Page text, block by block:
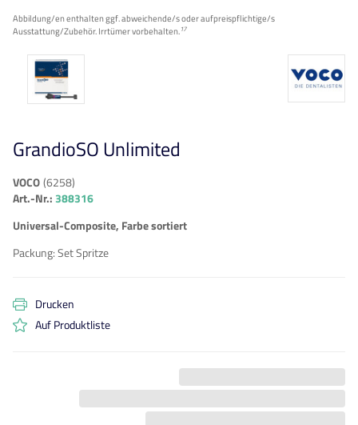
Abbildung/en enthalten ggf. abweichende/s oder aufpreispflichtige/s
Ausstattung/Zubehör. Irrtümer vorbehalten.17
GrandioSO Unlimited
VOCO(6258)
Art.-Nr.: 388316
Universal-Composite, Farbe sortiert
Packung:Set Spritze
Drucken
Auf Produktliste